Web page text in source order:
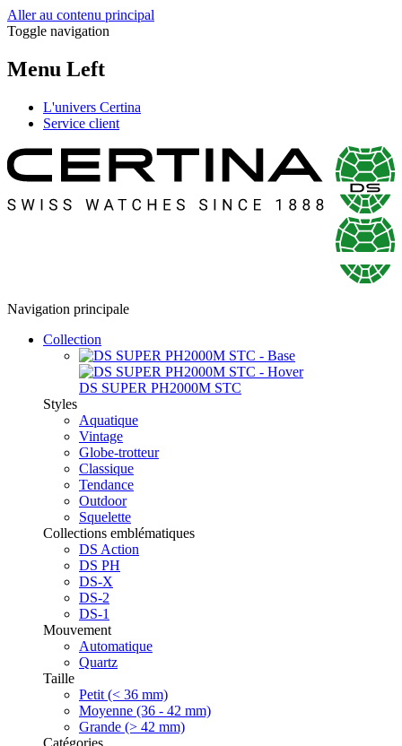
Aller au contenu principal
Toggle navigation
Menu Left
L'univers Certina
Service client
Navigation principale
Collection
DS SUPER PH2000M STC
Styles
Aquatique
Vintage
Globe-trotteur
Classique
Tendance
Outdoor
Squelette
Collections emblématiques
DS Action
DS PH
DS-X
DS-2
DS-1
Mouvement
Automatique
Quartz
Taille
Petit (< 36 mm)
Moyenne (36 - 42 mm)
Grande (> 42 mm)